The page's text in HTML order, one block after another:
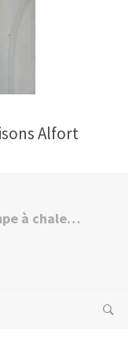
Alfort
Témoignage client – Pompe à chaleur Daikin installée à Maisons-Alfort